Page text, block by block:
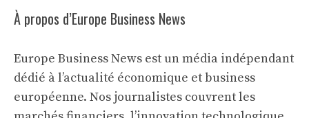
À propos d’Europe Business News
Europe Business News est un média indépendant
dédié à l’actualité économique et business
européenne. Nos journalistes couvrent les